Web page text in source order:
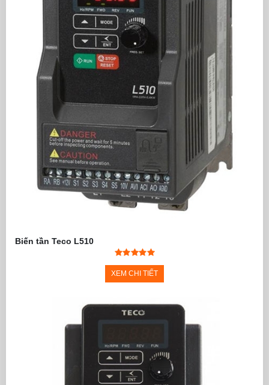
Biến tần Teco L510
XEM CHI TIẾT